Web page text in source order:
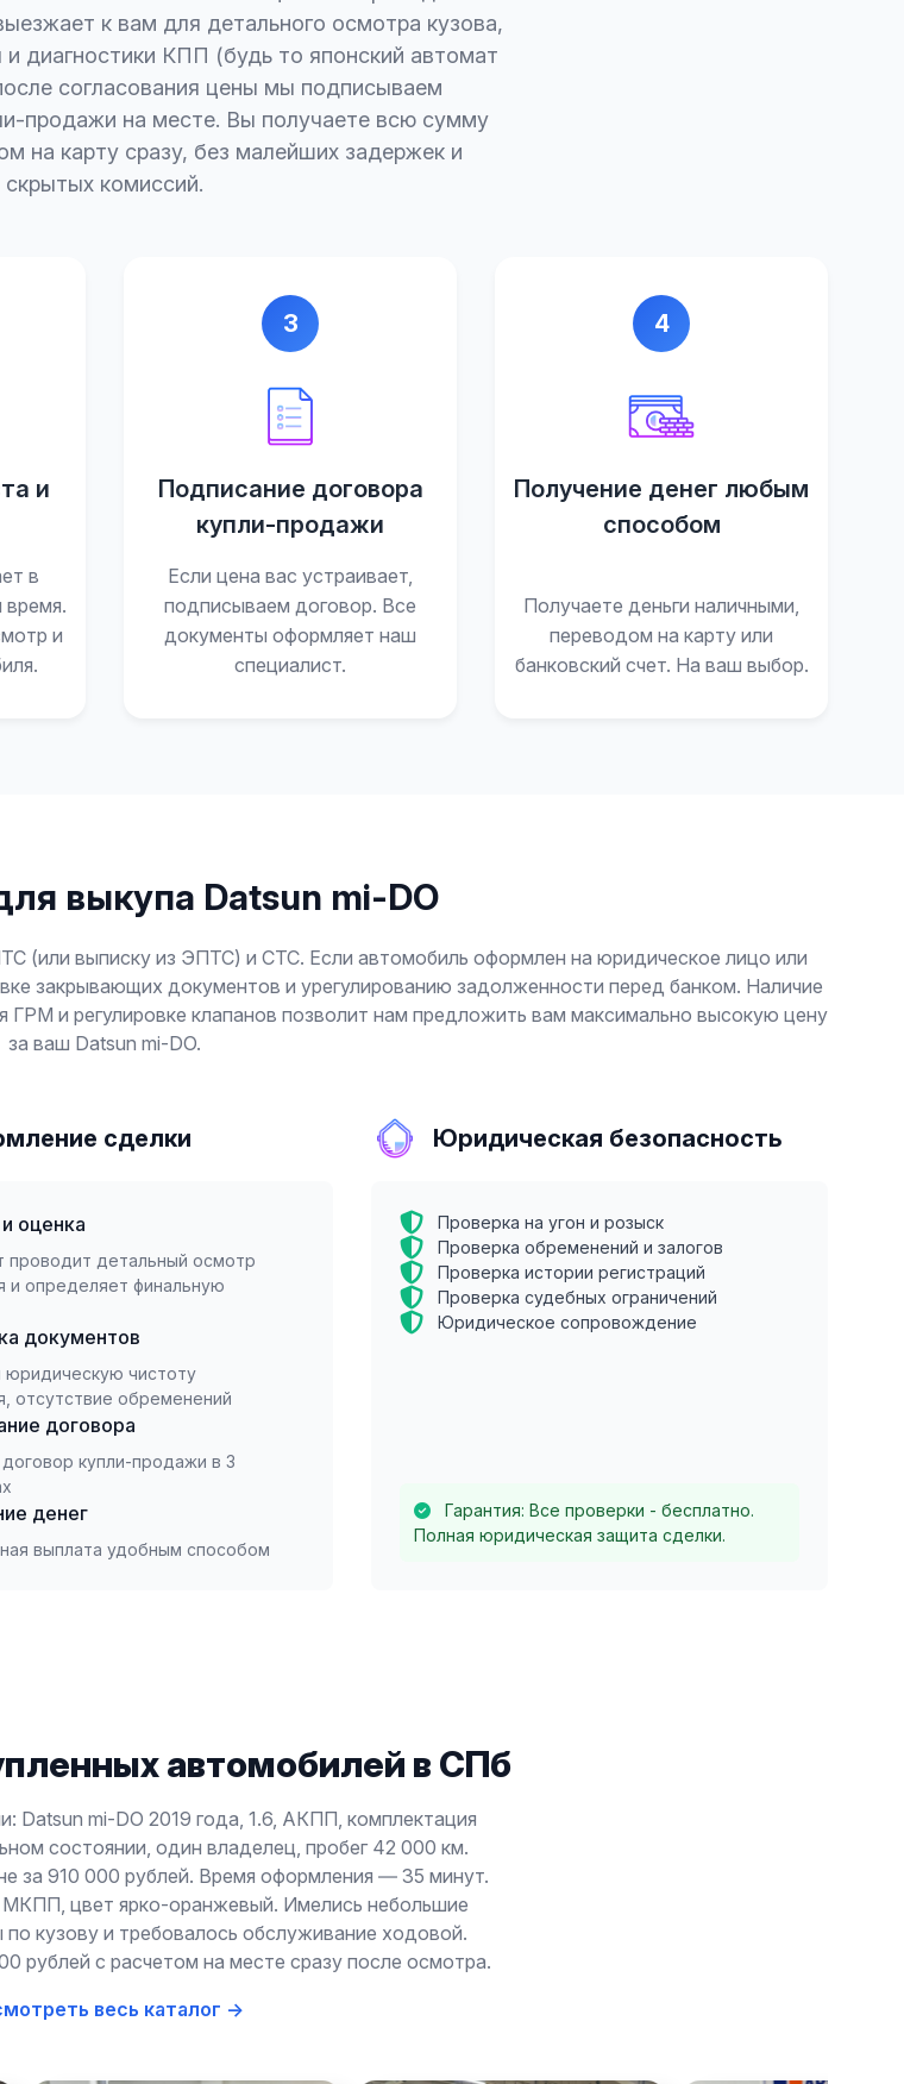
к вам для детального осмотра кузова,
и диагностики КПП (будь то японский автомат
согласования цены мы подписываем
продажи на месте. Вы получаете всю сумму
на карту сразу, без малейших задержек и
скрытых комиссий.
и
в
время.
и
3
Подписание договора
купли-продажи
Если цена вас устраивает,
подписываем договор. Все
документы оформляет наш
специалист.
4
Получение денег любым
способом
Получаете деньги наличными,
переводом на карту или
банковский счет. На ваш выбор.
выкупа Datsun mi-DO
(или выписку из ЭПТС) и СТС. Если автомобиль оформлен на юридическое лицо или
закрывающих документов и урегулированию задолженности перед банком. Наличие
ГРМ и регулировке клапанов позволит нам предложить вам максимально высокую цену
за ваш Datsun mi-DO.
сделки
оценка
проводит детальный осмотр
и определяет финальную
документов
чистоту
отсутствие обременений
договора
купли-продажи в 3
денег
выплата удобным способом
Юридическая безопасность
Проверка на угон и розыск
Проверка обременений и залогов
Проверка истории регистраций
Проверка судебных ограничений
Юридическое сопровождение
Гарантия: Все проверки - бесплатно.
Полная юридическая защита сделки.
автомобилей в СПб
Datsun mi-DO 2019 года, 1.6, АКПП, комплектация
состоянии, один владелец, пробег 42 000 км.
за 910 000 рублей. Время оформления — 35 минут.
МКПП, цвет ярко-оранжевый. Имелись небольшие
кузову и требовалось обслуживание ходовой.
рублей с расчетом на месте сразу после осмотра.
весь каталог →